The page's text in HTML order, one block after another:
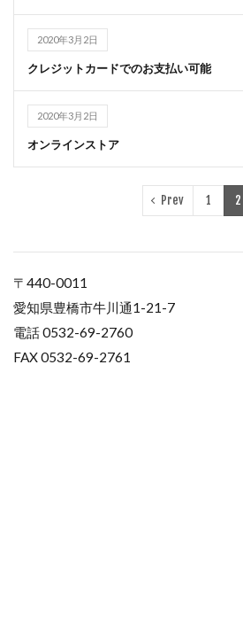
2020年3月2日
クレジットカードでのお支払い可能
2020年3月2日
オンラインストア
Prev 1 2
〒440-0011
愛知県豊橋市牛川通1-21-7
電話 0532-69-2760
FAX 0532-69-2761